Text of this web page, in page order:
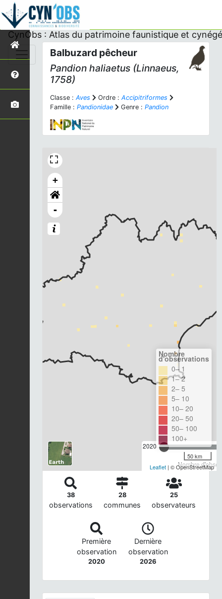
CynObs : Atlas du patrimoine faunistique et
Balbuzard pêcheur
Pandion haliaetus (Linnaeus,
1758)
Classe : Aves Ordre : Accipitriformes
Famille : Pandionidae Genre : Pandion
+
-
2020
Nombre
Nombre
d'observations
0– 1
1– 2
2– 5
5– 10
10– 20
20– 50
50– 100
100+
50 km
Leaflet | © OpenStreetMap
38
observations
28
communes
25
observateurs
Première
observation
2020
Dernière
observation
2026